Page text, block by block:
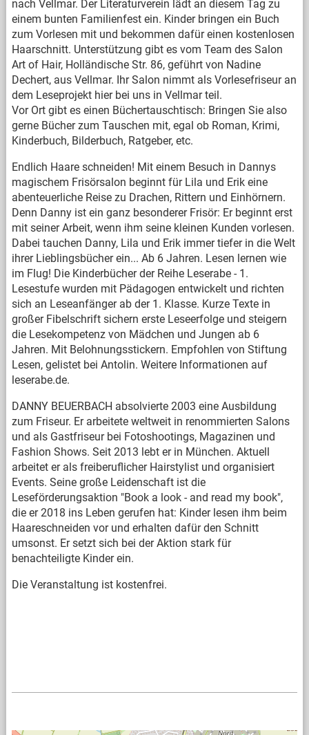
nach Vellmar. Der Literaturverein lädt an diesem Tag zu
einem bunten Familienfest ein. Kinder bringen ein Buch
zum Vorlesen mit und bekommen dafür einen kostenlosen
Haarschnitt. Unterstützung gibt es vom Team des Salon
Art of Hair, Holländische Str. 86, geführt von Nadine
Dechert, aus Vellmar. Ihr Salon nimmt als Vorlesefriseur an
dem Leseprojekt hier bei uns in Vellmar teil.
Vor Ort gibt es einen Büchertauschtisch: Bringen Sie also
gerne Bücher zum Tauschen mit, egal ob Roman, Krimi,
Kinderbuch, Bilderbuch, Ratgeber, etc.
Endlich Haare schneiden! Mit einem Besuch in Dannys
magischem Frisörsalon beginnt für Lila und Erik eine
abenteuerliche Reise zu Drachen, Rittern und Einhörnern.
Denn Danny ist ein ganz besonderer Frisör: Er beginnt erst
mit seiner Arbeit, wenn ihm seine kleinen Kunden vorlesen.
Dabei tauchen Danny, Lila und Erik immer tiefer in die Welt
ihrer Lieblingsbücher ein... Ab 6 Jahren. Lesen lernen wie
im Flug! Die Kinderbücher der Reihe Leserabe - 1.
Lesestufe wurden mit Pädagogen entwickelt und richten
sich an Leseanfänger ab der 1. Klasse. Kurze Texte in
großer Fibelschrift sichern erste Leseerfolge und steigern
die Lesekompetenz von Mädchen und Jungen ab 6
Jahren. Mit Belohnungsstickern. Empfohlen von Stiftung
Lesen, gelistet bei Antolin. Weitere Informationen auf
leserabe.de.
DANNY BEUERBACH absolvierte 2003 eine Ausbildung
zum Friseur. Er arbeitete weltweit in renommierten Salons
und als Gastfriseur bei Fotoshootings, Magazinen und
Fashion Shows. Seit 2013 lebt er in München. Aktuell
arbeitet er als freiberuflicher Hairstylist und organisiert
Events. Seine große Leidenschaft ist die
Leseförderungsaktion "Book a look - and read my book",
die er 2018 ins Leben gerufen hat: Kinder lesen ihm beim
Haareschneiden vor und erhalten dafür den Schnitt
umsonst. Er setzt sich bei der Aktion stark für
benachteiligte Kinder ein.
Die Veranstaltung ist kostenfrei.